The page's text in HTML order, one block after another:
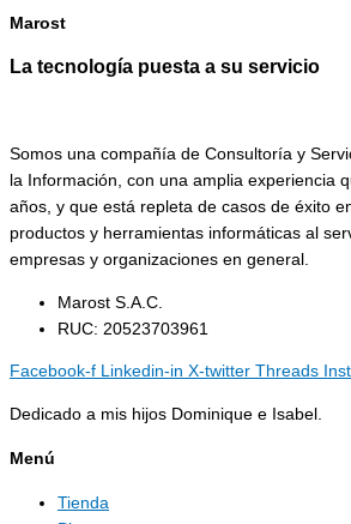
Marost
La tecnología puesta a su servicio
Somos una compañía de Consultoría y
la Información, con una amplia experiencia
años, y que está repleta de casos de éxito
productos y herramientas informáticas al
empresas y organizaciones en general.
Marost S.A.C.
RUC: 20523703961
Facebook-f Linkedin-in X-twitter Threads
Dedicado a mis hijos Dominique e Isabel.
Menú
Tienda